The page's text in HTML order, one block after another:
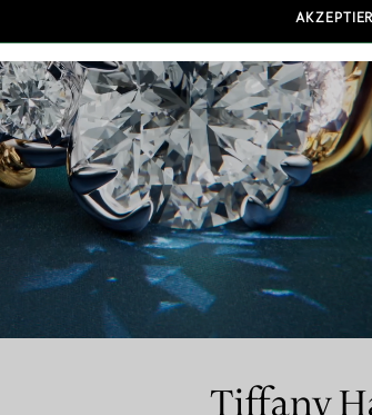
für Herren Partnerringe
Terminmit einem Tiffany-
Tiffany